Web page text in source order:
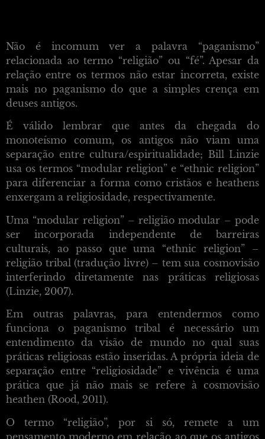
Não é incomum ver a palavra “paganismo”
relacionada ao termo “religião” ou “fé”. Apesar da
relação entre os termos não estar incorreta, existe
mais no paganismo do que a simples crença em
deuses antigos.
É válido lembrar que antes da chegada do
monoteísmo comum, os antigos não viam uma
separação entre cultura/espiritualidade; Bill Linzie
usa os termos “modular religion” e “ethnic religion”
para diferenciar a forma como cristãos e heathens
enxergam a religiosidade, respectivamente.
Uma “modular religion” – religião modular – pode
ser incorporada independente de barreiras
culturais, ao passo que uma “ethnic religion” –
religião tribal (tradução livre) – tem sua cosmovisão
interferindo diretamente nas práticas religiosas
(Linzie, 2007).
Em outras palavras, para entendermos como
funciona o paganismo tribal é necessário um
entendimento da visão de mundo no qual suas
práticas religiosas estão inseridas. A própria ideia de
separação entre “religiosidade” e vivência é uma
prática que já não mais se refere à cosmovisão
heathen (Rood, 2011).
O termo “religião”, por si só, remete a um
pensamento moderno em relação ao que os antigos